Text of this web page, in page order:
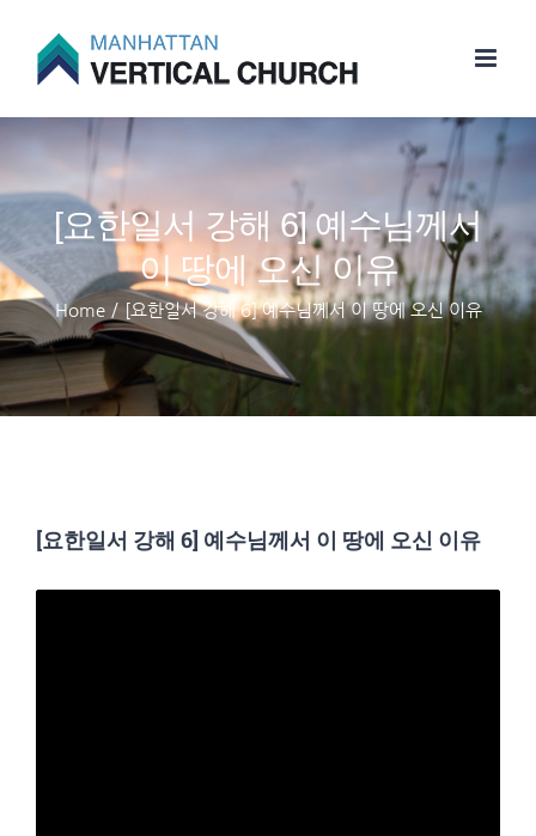
[요한일서 강해 6] 예수님께서
이 땅에 오신 이유
Home / [요한일서 강해 6] 예수님께서 이 땅에 오신 이유
[요한일서 강해 6] 예수님께서 이 땅에 오신 이유